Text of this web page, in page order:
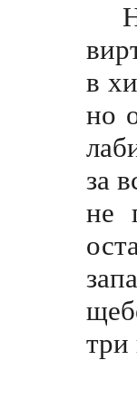
в
но
за
не
три